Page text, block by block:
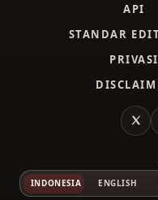
API
STANDAR
PRIVASI
X
INDONESIA ENGLISH